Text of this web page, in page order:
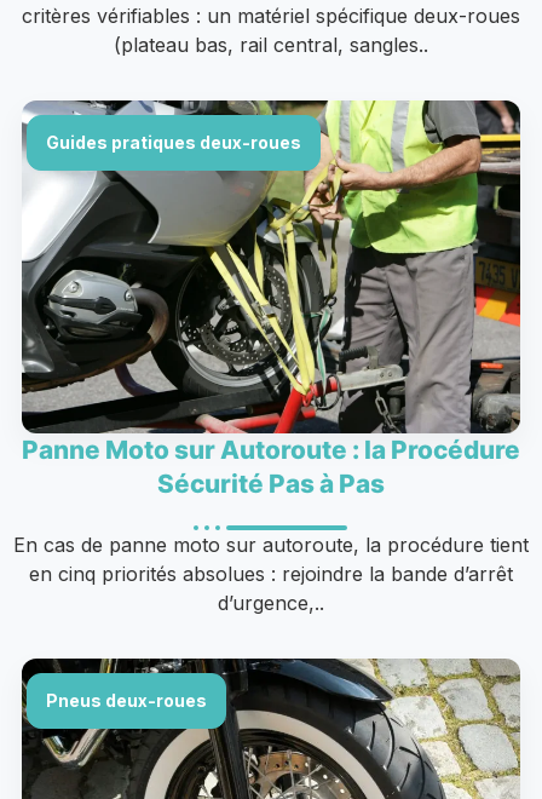
critères vérifiables : un matériel spécifique deux-roues
(plateau bas, rail central, sangles..
Guides pratiques deux-roues
Panne Moto sur Autoroute : la Procédure
Sécurité Pas à Pas
En cas de panne moto sur autoroute, la procédure tient
en cinq priorités absolues : rejoindre la bande d’arrêt
d’urgence,..
Pneus deux-roues